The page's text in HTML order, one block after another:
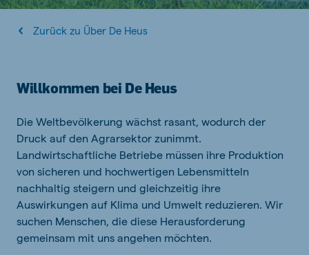
Zurück zu Über De Heus
Willkommen bei De Heus
Die Weltbevölkerung wächst rasant, wodurch der
Druck auf den Agrarsektor zunimmt.
Landwirtschaftliche Betriebe müssen ihre Produktion
von sicheren und hochwertigen Lebensmitteln
nachhaltig steigern und gleichzeitig ihre
Auswirkungen auf Klima und Umwelt reduzieren. Wir
suchen Menschen, die diese Herausforderung
gemeinsam mit uns angehen möchten.